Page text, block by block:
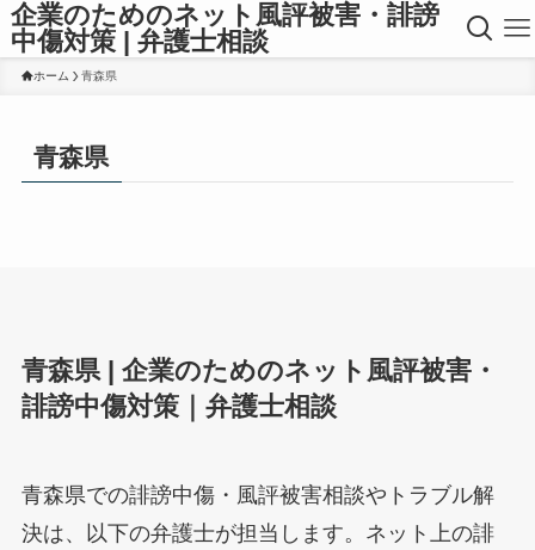
企業のためのネット風評被害・誹謗
中傷対策 | 弁護士相談
ホーム 青森県
青森県
青森県 | 企業のためのネット風評被害・
誹謗中傷対策｜弁護士相談
青森県での誹謗中傷・風評被害相談やトラブル解
決は、以下の弁護士が担当します。ネット上の誹